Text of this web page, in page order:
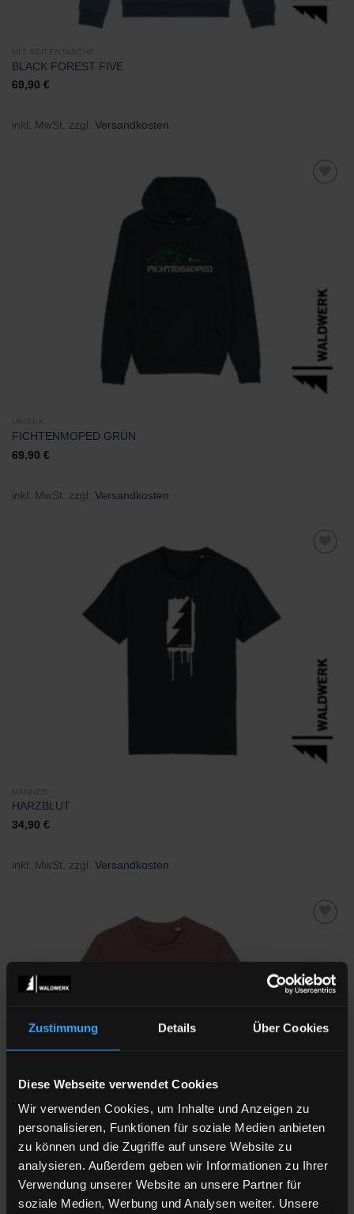
Zustimmung Details Über Cookies
Diese Webseite verwendet Cookies
Wir verwenden Cookies, um Inhalte und Anzeigen zu
personalisieren, Funktionen für soziale Medien anbieten
zu können und die Zugriffe auf unsere Website zu
analysieren. Außerdem geben wir Informationen zu Ihrer
Verwendung unserer Website an unsere Partner für
soziale Medien, Werbung und Analysen weiter. Unsere
MIT SEITENTASCHE
BLACK FOREST FIVE
69,90 €
inkl. MwSt. zzgl. Versandkosten
UNISEX
FICHTENMOPED GRÜN
69,90 €
inkl. MwSt. zzgl. Versandkosten
MÄNNER
HARZBLUT
34,90 €
inkl. MwSt. zzgl. Versandkosten
MÄNNER
HINTERWÄLDER VORDERWÄLDER